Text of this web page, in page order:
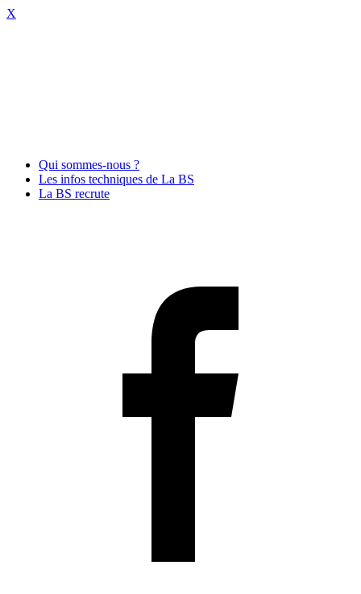
X
Qui sommes-nous ?
Les infos techniques de La BS
La BS recrute